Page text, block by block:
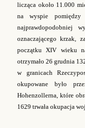
licząca około 11.000
na wyspie
najprawdopodobniej
oznaczającego krzak,
początku XIV wieku
otrzymało 26 grudnia
w granicach
okupowane było
Hohenzollerna, które
1629 trwała okupacja